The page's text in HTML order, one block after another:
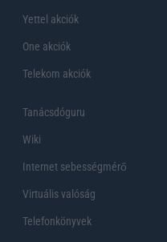
Yettel akciók
One akciók
Telekom akciók
Tanácsdóguru
Wiki
Internet sebességmérő
Virtuális valóság
Telefonkönyvek